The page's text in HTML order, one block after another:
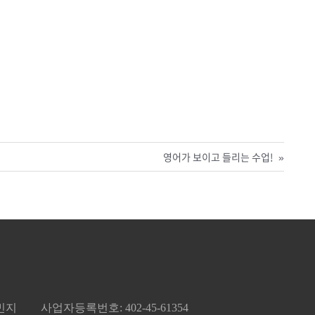
영어가 보이고 들리는 수업! »
지 사업자등록번호: 402-45-61354